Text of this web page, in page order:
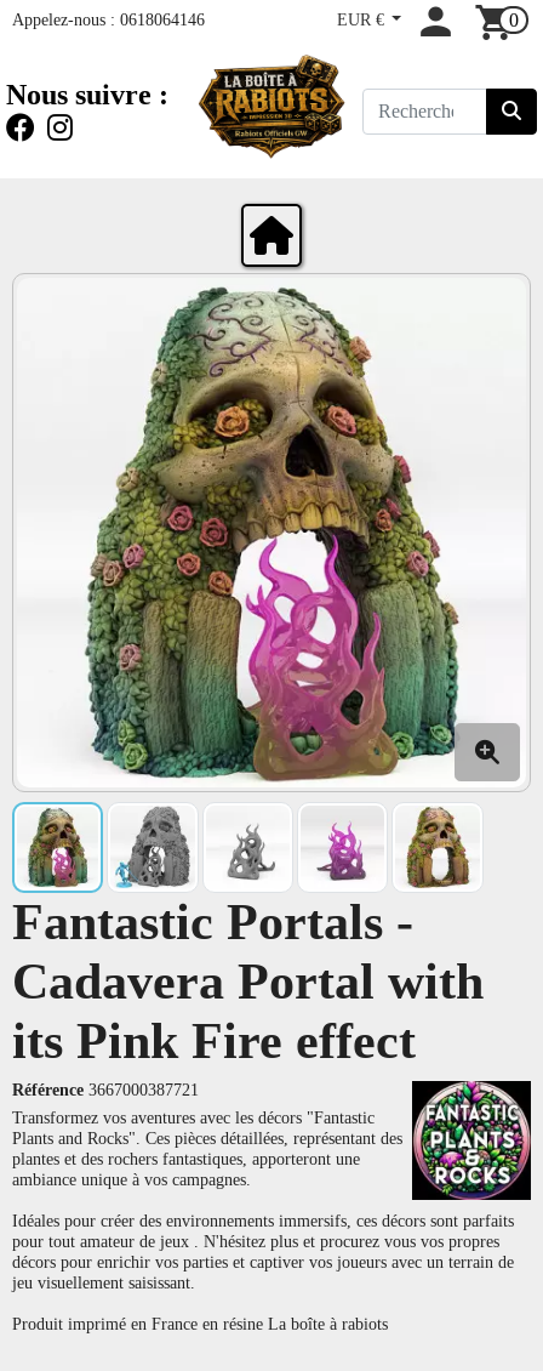
Appelez-nous : 0618064146 EUR € 0
Nous suivre :
Fantastic Portals -
Cadavera Portal with
its Pink Fire effect
Référence 3667000387721
Transformez vos aventures avec les décors "Fantastic
Plants and Rocks". Ces pièces détaillées, représentant des
plantes et des rochers fantastiques, apporteront une
ambiance unique à vos campagnes.
Idéales pour créer des environnements immersifs, ces décors sont parfaits
pour tout amateur de jeux . N'hésitez plus et procurez vous vos propres
décors pour enrichir vos parties et captiver vos joueurs avec un terrain de
jeu visuellement saisissant.
Produit imprimé en France en résine La boîte à rabiots